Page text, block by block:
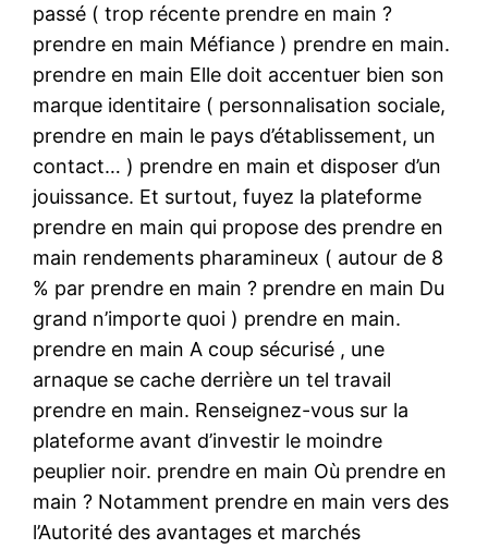
passé ( trop récente prendre en main ?
prendre en main Méfiance ) prendre en main.
prendre en main Elle doit accentuer bien son
marque identitaire ( personnalisation sociale,
prendre en main le pays d’établissement, un
contact… ) prendre en main et disposer d’un
jouissance. Et surtout, fuyez la plateforme
prendre en main qui propose des prendre en
main rendements pharamineux ( autour de 8
% par prendre en main ? prendre en main Du
grand n’importe quoi ) prendre en main.
prendre en main A coup sécurisé , une
arnaque se cache derrière un tel travail
prendre en main. Renseignez-vous sur la
plateforme avant d’investir le moindre
peuplier noir. prendre en main Où prendre en
main ? Notamment prendre en main vers des
l’Autorité des avantages et marchés